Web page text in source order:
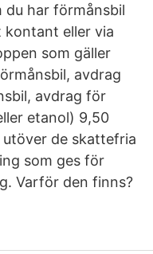
du har förmånsbil
eller via
som gäller
avdrag
avdrag för
etanol) 9,50
de skattefria
som ges för
Varför den finns?